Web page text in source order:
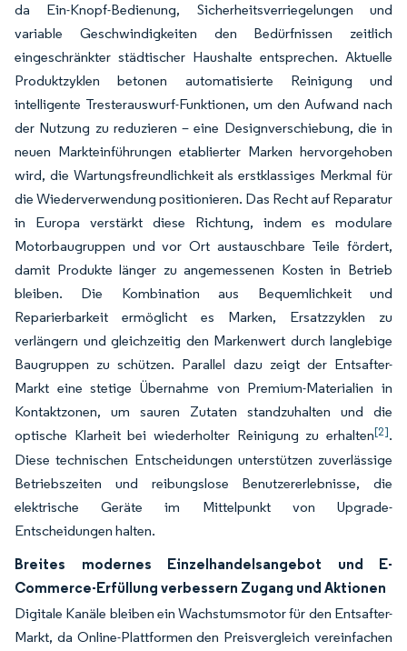
da Ein-Knopf-Bedienung, Sicherheitsverriegelungen und
variable Geschwindigkeiten den Bedürfnissen zeitlich
eingeschränkter städtischer Haushalte entsprechen. Aktuelle
Produktzyklen betonen automatisierte Reinigung und
intelligente Tresterauswurf-Funktionen, um den Aufwand nach
der Nutzung zu reduzieren – eine Designverschiebung, die in
neuen Markteinführungen etablierter Marken hervorgehoben
wird, die Wartungsfreundlichkeit als erstklassiges Merkmal für
die Wiederverwendung positionieren. Das Recht auf Reparatur
in Europa verstärkt diese Richtung, indem es modulare
Motorbaugruppen und vor Ort austauschbare Teile fördert,
damit Produkte länger zu angemessenen Kosten in Betrieb
bleiben. Die Kombination aus Bequemlichkeit und
Reparierbarkeit ermöglicht es Marken, Ersatzzyklen zu
verlängern und gleichzeitig den Markenwert durch langlebige
Baugruppen zu schützen. Parallel dazu zeigt der Entsafter-
Markt eine stetige Übernahme von Premium-Materialien in
Kontaktzonen, um sauren Zutaten standzuhalten und die
optische Klarheit bei wiederholter Reinigung zu erhalten[2].
Diese technischen Entscheidungen unterstützen zuverlässige
Betriebszeiten und reibungslose Benutzererlebnisse, die
elektrische Geräte im Mittelpunkt von Upgrade-
Entscheidungen halten.
Breites modernes Einzelhandelsangebot und E-
Commerce-Erfüllung verbessern Zugang und Aktionen
Digitale Kanäle bleiben ein Wachstumsmotor für den Entsafter-
Markt, da Online-Plattformen den Preisvergleich vereinfachen